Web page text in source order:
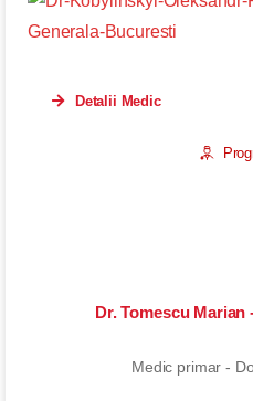
Detalii Medic
Dr. Tomescu
Medic primar -